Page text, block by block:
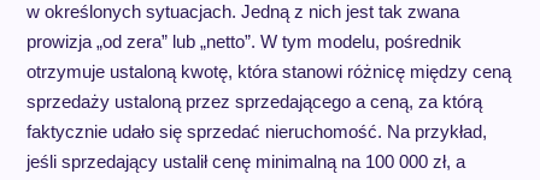
w określonych sytuacjach. Jedną z nich jest tak zwana
prowizja „od zera” lub „netto”. W tym modelu, pośrednik
otrzymuje ustaloną kwotę, która stanowi różnicę między ceną
sprzedaży ustaloną przez sprzedającego a ceną, za którą
faktycznie udało się sprzedać nieruchomość. Na przykład,
jeśli sprzedający ustalił cenę minimalną na 100 000 zł, a